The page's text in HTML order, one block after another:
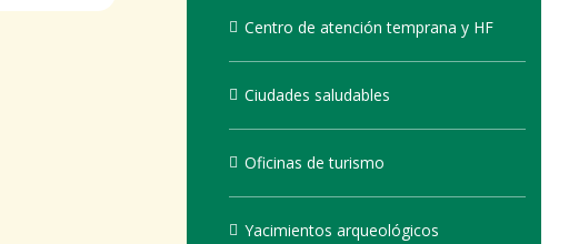
Centro de atención temprana y HF
Ciudades saludables
Oficinas de turismo
Yacimientos arqueológicos